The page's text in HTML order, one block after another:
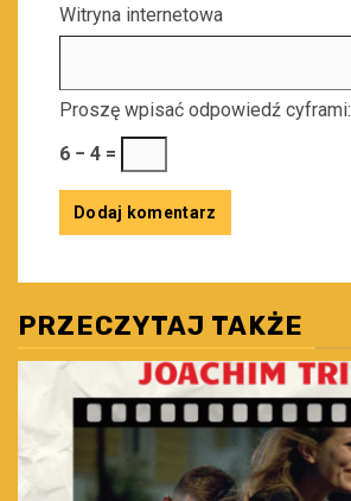
Witryna internetowa
Proszę wpisać odpowiedź cyframi:
6 − 4 =
PRZECZYTAJ TAKŻE